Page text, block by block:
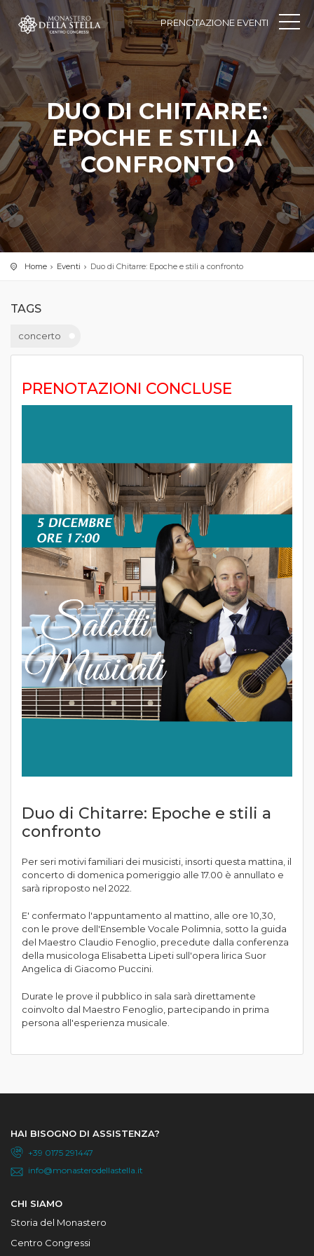
PRENOTAZIONE EVENTI
DUO DI CHITARRE:
EPOCHE E STILI A
CONFRONTO
Home Eventi Duo di Chitarre: Epoche e stili a confronto
TAGS
concerto
PRENOTAZIONI CONCLUSE
Duo di Chitarre: Epoche e stili a
confronto
Per seri motivi familiari dei musicisti, insorti questa mattina, il
concerto di domenica pomeriggio alle 17.00 è annullato e
sarà riproposto nel 2022.
E' confermato l'appuntamento al mattino, alle ore 10,30,
con le prove dell'Ensemble Vocale Polimnia, sotto la guida
del Maestro Claudio Fenoglio, precedute dalla conferenza
della musicologa Elisabetta Lipeti sull'opera lirica Suor
Angelica di Giacomo Puccini.
Durate le prove il pubblico in sala sarà direttamente
coinvolto dal Maestro Fenoglio, partecipando in prima
persona all'esperienza musicale.
HAI BISOGNO DI ASSISTENZA?
+39 0175 291447
info@monasterodellastella.it
CHI SIAMO
Storia del Monastero
Centro Congressi